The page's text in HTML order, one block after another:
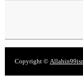
Copyright ©